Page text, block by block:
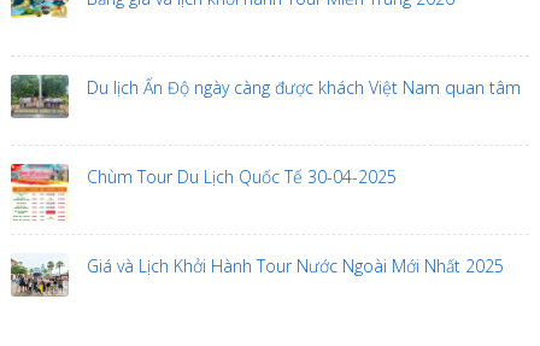
Du lịch Ấn Độ ngày càng được khách Việt Nam quan tâm
Chùm Tour Du Lịch Quốc Tế 30-04-2025
Giá và Lịch Khởi Hành Tour Nước Ngoài Mới Nhất 2025